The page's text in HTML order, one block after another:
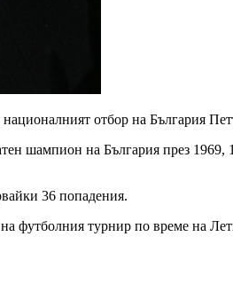
отбор на България
шампион на България през
36 попадения.
футболния турнир по време на